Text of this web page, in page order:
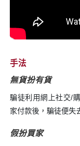
手法
無貨扮有貨
騙徒利用網上社交/
家付款後，騙徒便失
假扮買家